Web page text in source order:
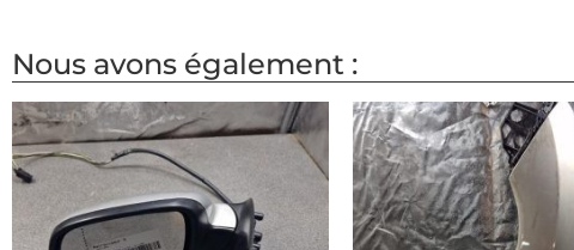
Nous avons également :